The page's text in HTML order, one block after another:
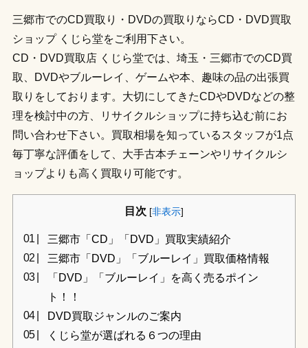
三郷市でのCD買取り・DVDの買取りならCD・DVD買取
ショップ くじら堂をご利用下さい。
CD・DVD買取店 くじら堂では、埼玉・三郷市でのCD買
取、DVDやブルーレイ、ゲームや本、趣味の品の出張買
取りをしております。大切にしてきたCDやDVDなどの整
理を検討中の方、リサイクルショップに持ち込む前にお
問い合わせ下さい。買取相場を知っているスタッフが1点
毎丁寧な評価をして、大手古本チェーンやリサイクルシ
ョップよりも高く買取り可能です。
目次 [非表示]
三郷市「CD」「DVD」買取実績紹介
三郷市「DVD」「ブルーレイ」買取価格情報
「DVD」「ブルーレイ」を高く売るポイン
ト！！
DVD買取ジャンルのご案内
くじら堂が選ばれる６つの理由